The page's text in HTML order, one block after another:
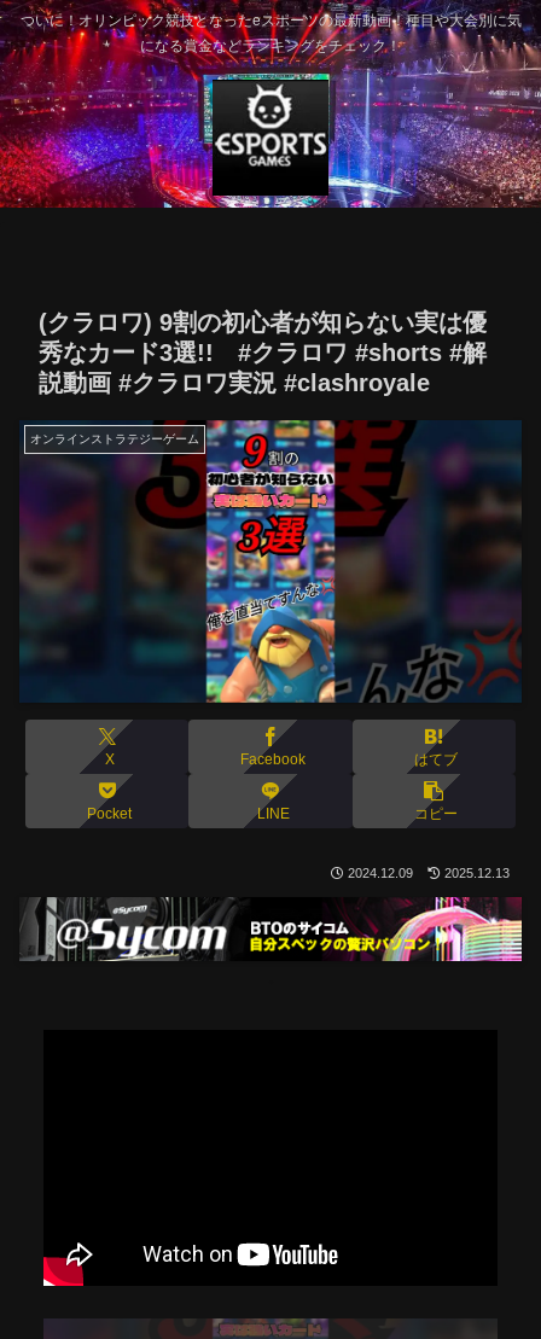
ついに！オリンピック競技となったeスポーツの最新動画！種目や大会別に気
になる賞金などランキングをチェック！
(クラロワ) 9割の初心者が知らない実は優
秀なカード3選!! #クラロワ #shorts #解
説動画 #クラロワ実況 #clashroyale
オンラインストラテジーゲーム
X Facebook はてブ
Pocket LINE コピー
2024.12.09 2025.12.13